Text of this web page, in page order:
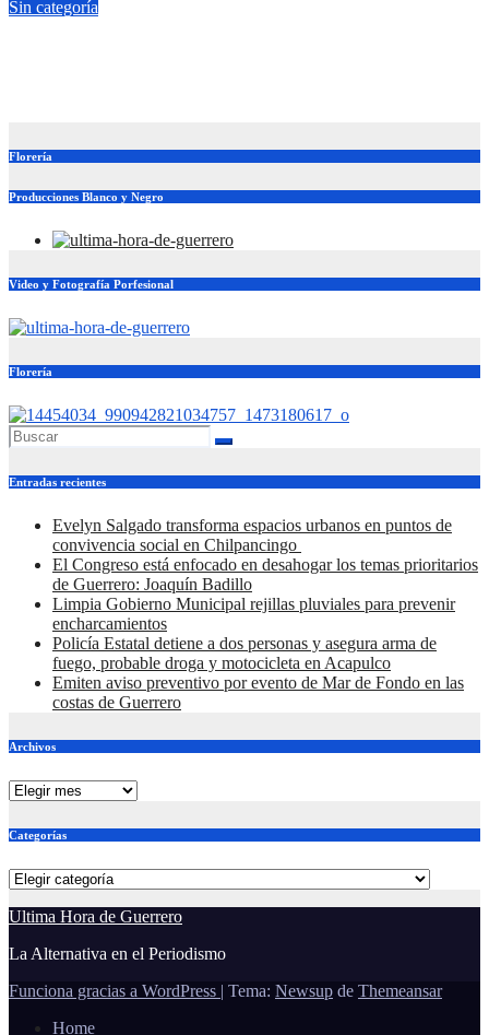
Sin categoría
Florería
Producciones Blanco y Negro
Video y Fotografía Porfesional
Florería
Entradas recientes
Evelyn Salgado transforma espacios urbanos en puntos de
convivencia social en Chilpancingo
El Congreso está enfocado en desahogar los temas prioritarios
de Guerrero: Joaquín Badillo
Limpia Gobierno Municipal rejillas pluviales para prevenir
encharcamientos
Policía Estatal detiene a dos personas y asegura arma de
fuego, probable droga y motocicleta en Acapulco
Emiten aviso preventivo por evento de Mar de Fondo en las
costas de Guerrero
Archivos
Archivos
Categorías
Categorías
Ultima Hora de Guerrero
La Alternativa en el Periodismo
Funciona gracias a WordPress | Tema: Newsup de Themeansar
Home